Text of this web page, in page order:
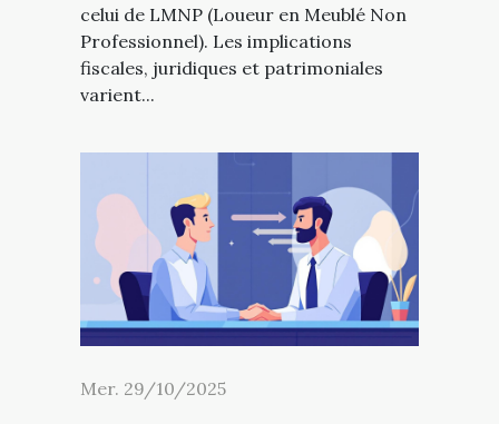
celui de LMNP (Loueur en Meublé Non
Professionnel). Les implications
fiscales, juridiques et patrimoniales
varient...
Mer. 29/10/2025